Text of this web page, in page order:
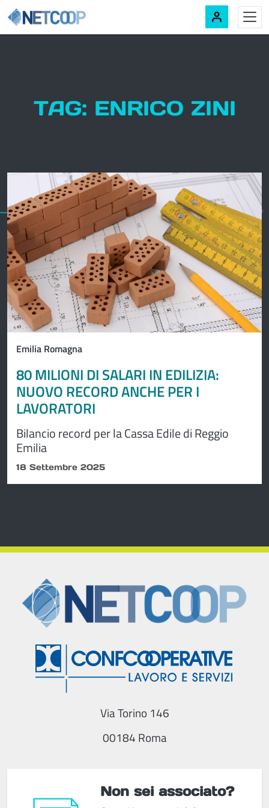
Navigazione principale
TAG: ENRICO ZINI
Emilia Romagna
80 MILIONI DI SALARI IN EDILIZIA:
NUOVO RECORD ANCHE PER I
LAVORATORI
Bilancio record per la Cassa Edile di Reggio
Emilia
18 Settembre 2025
Non sei associato?
Via Torino 146
00184 Roma